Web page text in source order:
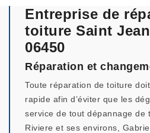
Entreprise de
toiture Saint
06450
Réparation et
Toute réparation de toiture
rapide afin d’éviter que les
service de tout dépannage de
Riviere et ses environs,